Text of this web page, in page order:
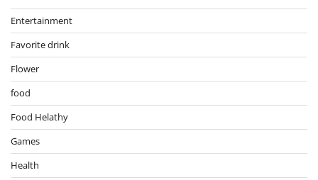
Entertainment
Favorite drink
Flower
food
Food Helathy
Games
Health